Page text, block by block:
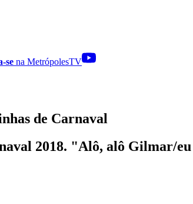
se na MetrópolesTV
de Carnaval
2018. "Alô, alô Gilmar/